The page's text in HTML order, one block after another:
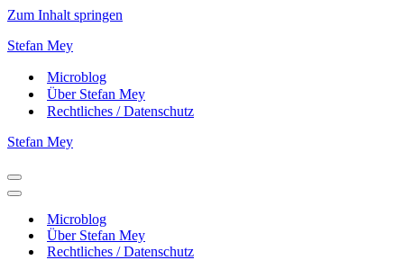
Zum Inhalt springen
Stefan Mey
Microblog
Über Stefan Mey
Rechtliches / Datenschutz
Stefan Mey
Navigationsmenü
Navigationsmenü
Microblog
Über Stefan Mey
Rechtliches / Datenschutz